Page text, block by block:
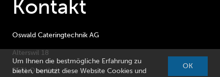
Kontakt
Oswald Cateringtechnik AG
Alterswil 18
3531 Oberthal
OK
Um Ihnen die bestmögliche Erfahrung zu
bieten, benutzt diese Website Cookies und